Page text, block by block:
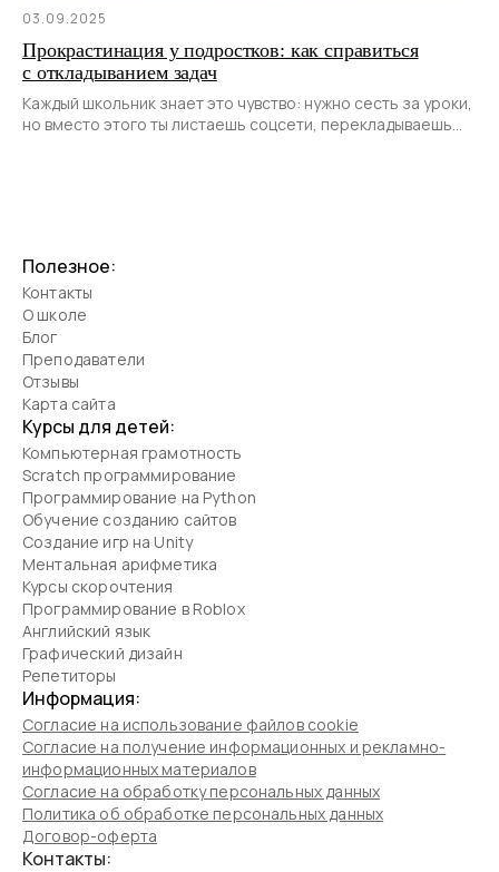
03.09.2025
Прокрастинация у подростков: как справиться
с откладыванием задач
Каждый школьник знает это чувство: нужно сесть за уроки,
но вместо этого ты листаешь соцсети, перекладываешь
Полезное:
Контакты
О школе
Блог
Преподаватели
Отзывы
Карта сайта
Курсы для детей:
Компьютерная грамотность
Scratch программирование
Программирование на Python
Обучение созданию сайтов
Создание игр на Unity
Ментальная арифметика
Курсы скорочтения
Программирование в Roblox
Английский язык
Графический дизайн
Репетиторы
Информация:
Согласие на использование файлов cookie
Согласие на получение информационных и рекламно-
информационных материалов
Согласие на обработку персональных данных
Политика об обработке персональных данных
Договор-оферта
Контакты: